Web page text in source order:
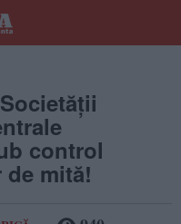
control
mită!